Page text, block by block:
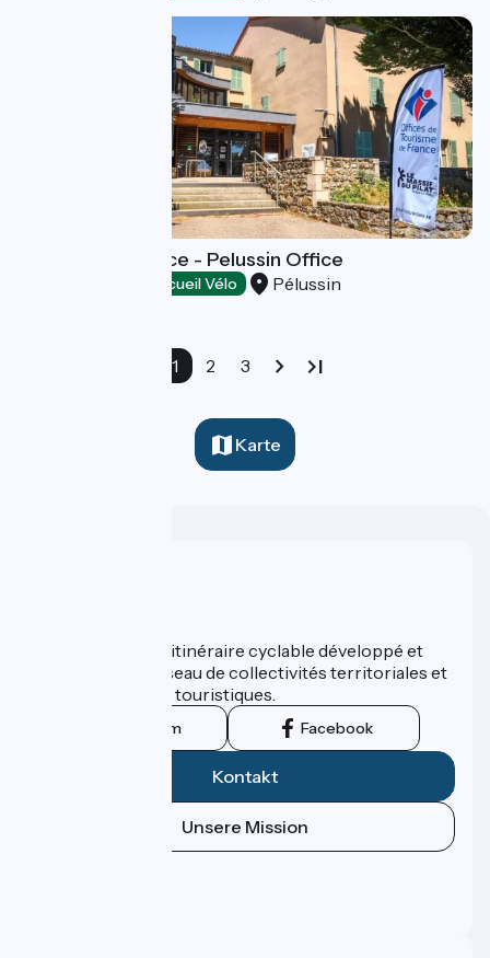
Pilat Tourist Office - Pelussin Office
Accueil Vélo Pélussin
1 2 3
Karte
ViaRhôna est un itinéraire cyclable développé et
promu par un réseau de collectivités territoriales et
leurs institutions touristiques.
Instagram Facebook
Kontakt
Unsere Mission